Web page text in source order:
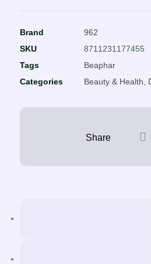
Brand
962
SKU
8711231177455
Tags
Beaphar
Categories
Beauty & Health